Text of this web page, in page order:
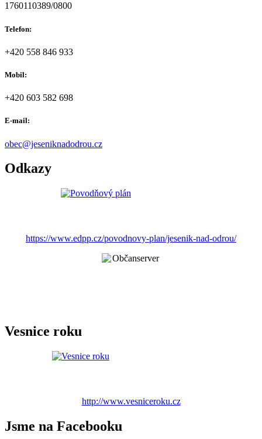
1760110389/0800
Telefon:
+420 558 846 933
Mobil:
+420 603 582 698
E-mail:
obec@jeseniknadodrou.cz
Odkazy
https://www.edpp.cz/povodnovy-plan/jesenik-nad-odrou/
Vesnice roku
http://www.vesniceroku.cz
Jsme na Facebooku